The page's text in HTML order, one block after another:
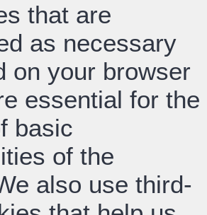
that are
as necessary
on your browser
essential for the
basic
of the
also use third-